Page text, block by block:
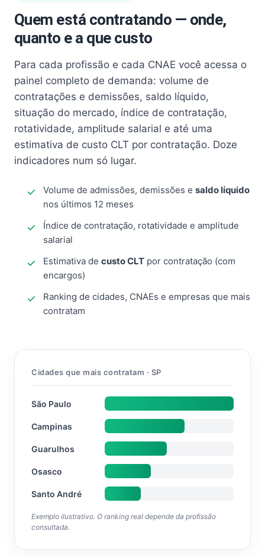
Quem está contratando — onde,
quanto e a que custo
Para cada profissão e cada CNAE você acessa o
painel completo de demanda: volume de
contratações e demissões, saldo líquido,
situação do mercado, índice de contratação,
rotatividade, amplitude salarial e até uma
estimativa de custo CLT por contratação. Doze
indicadores num só lugar.
Volume de admissões, demissões e saldo líquido
nos últimos 12 meses
Índice de contratação, rotatividade e amplitude
salarial
Estimativa de custo CLT por contratação (com
encargos)
Ranking de cidades, CNAEs e empresas que mais
contratam
Cidades que mais contratam · SP
São Paulo
Campinas
Guarulhos
Osasco
Santo André
Exemplo ilustrativo. O ranking real depende da profissão
consultada.